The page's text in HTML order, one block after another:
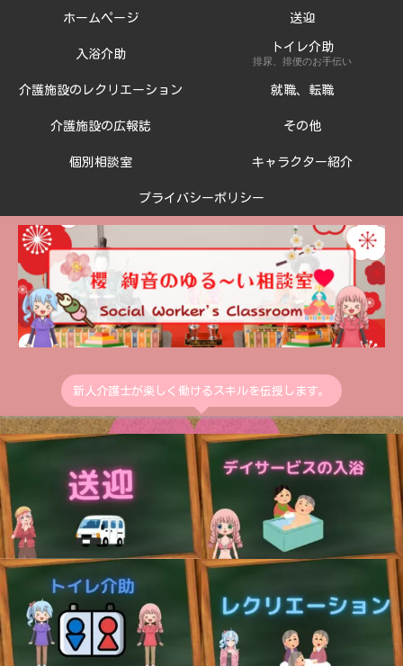
新人介護士が楽しく働けるスキルを伝授します。
ホームページ 送迎
入浴介助
トイレ介助
排尿、排便のお手伝い
介護施設のレクリエーション 就職、転職
介護施設の広報誌 その他
個別相談室 キャラクター紹介
プライバシーポリシー